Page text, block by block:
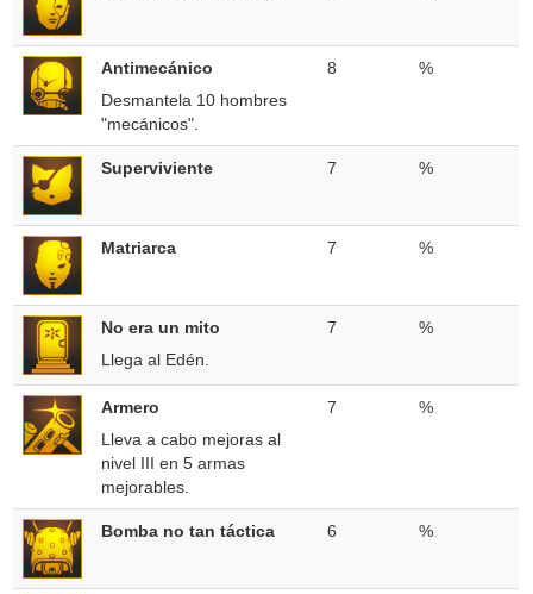
Antimecánico
Desmantela 10 hombres
"mecánicos".
8 %
Superviviente 7 %
Matriarca 7 %
No era un mito
Llega al Edén.
7 %
Armero
Lleva a cabo mejoras al
nivel III en 5 armas
mejorables.
7 %
Bomba no tan táctica 6 %